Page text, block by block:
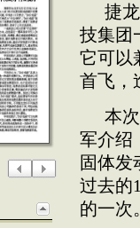
捷
技集团
它可以
首飞，
本
军介绍
固体
过去的
的一次